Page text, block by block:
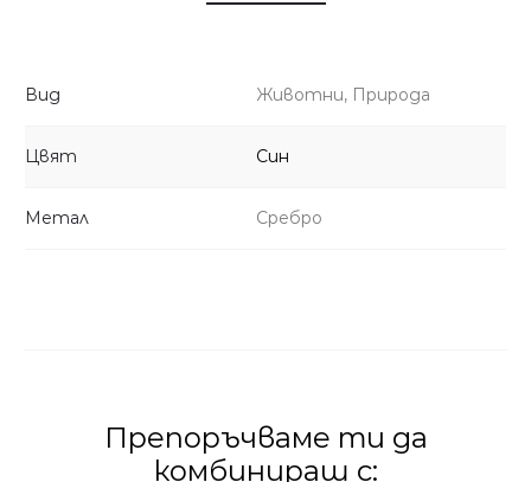
Вид Животни, Природа
Цвят Син
Метал Сребро
Препоръчваме ти да
комбинираш с: